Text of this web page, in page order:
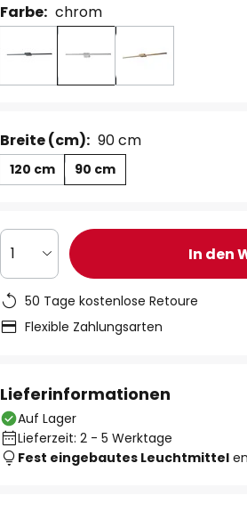
Farbe: chrom
Breite (cm): 90 cm
120 cm 90 cm
1 In den
50 Tage kostenlose Retoure
Flexible Zahlungsarten
Lieferinformationen
Auf Lager
Lieferzeit: 2 - 5 Werktage
Fest eingebautes Leuchtmittel